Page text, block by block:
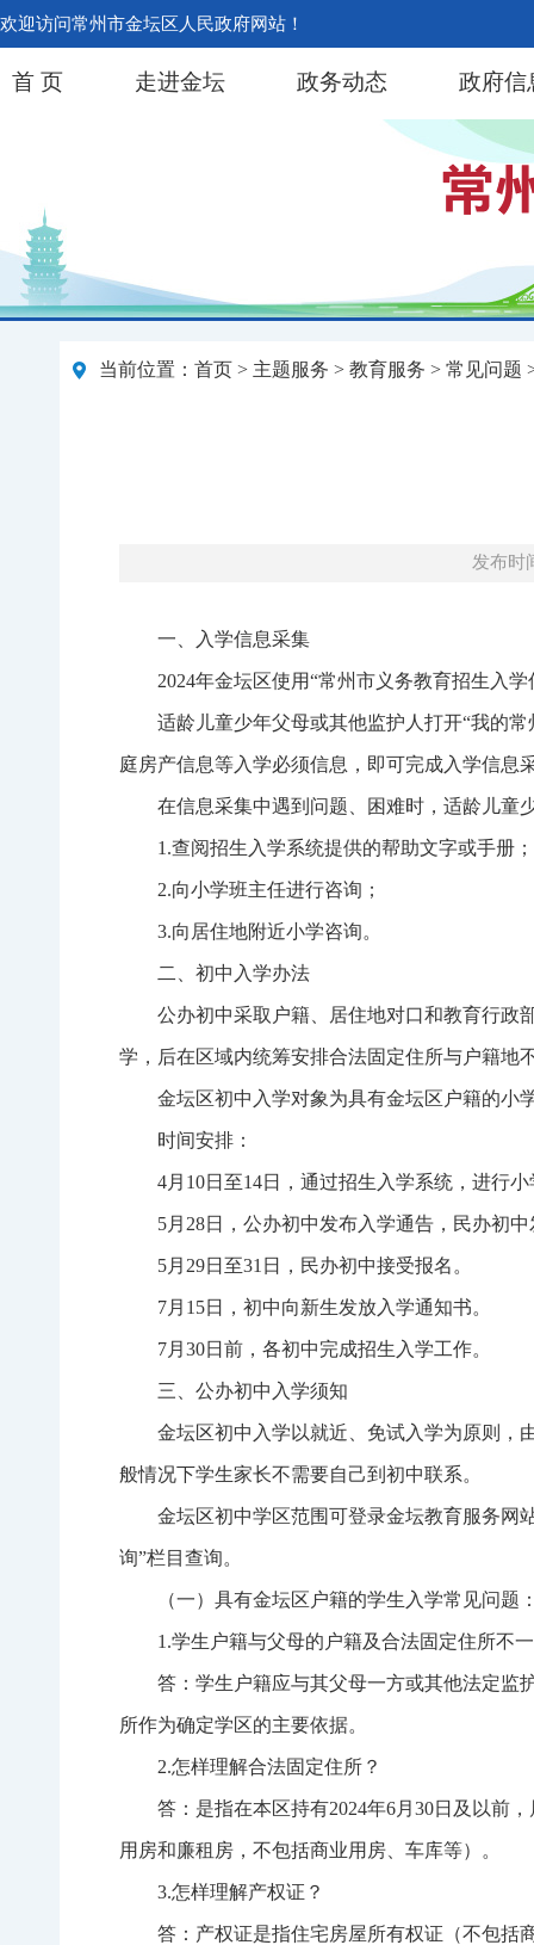
欢迎访问常州市金坛区人民政府网站！
首 页 走进金坛 政务动态 政府信
当前位置： 首页 > 主题服务 > 教育服务 > 常见问题
发布时
一、入学信息采集
2024年金坛区使用“常州市义务教育招生入
适龄儿童少年父母或其他监护人打开“我的
庭房产信息等入学必须信息，即可完成入学信息
在信息采集中遇到问题、困难时，适龄儿童
1.查阅招生入学系统提供的帮助文字或手册；
2.向小学班主任进行咨询；
3.向居住地附近小学咨询。
二、初中入学办法
公办初中采取户籍、居住地对口和教育行政
学，后在区域内统筹安排合法固定住所与户籍地
金坛区初中入学对象为具有金坛区户籍的小
时间安排：
4月10日至14日，通过招生入学系统，进行
5月28日，公办初中发布入学通告，民办初
5月29日至31日，民办初中接受报名。
7月15日，初中向新生发放入学通知书。
7月30日前，各初中完成招生入学工作。
三、公办初中入学须知
金坛区初中入学以就近、免试入学为原则，
般情况下学生家长不需要自己到初中联系。
金坛区初中学区范围可登录金坛教育服务网
询”栏目查询。
（一）具有金坛区户籍的学生入学常见问题
1.学生户籍与父母的户籍及合法固定住所不
答：学生户籍应与其父母一方或其他法定监
所作为确定学区的主要依据。
2.怎样理解合法固定住所？
答：是指在本区持有2024年6月30日及以前
用房和廉租房，不包括商业用房、车库等）。
3.怎样理解产权证？
答：产权证是指住宅房屋所有权证（不包括